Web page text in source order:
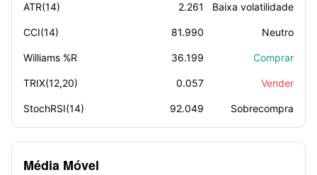
ATR(14) 2.261 Baixa volatilidade
CCI(14) 81.990 Neutro
Williams %R 36.199 Comprar
TRIX(12,20) 0.057 Vender
StochRSI(14) 92.049 Sobrecompra
Média Móvel